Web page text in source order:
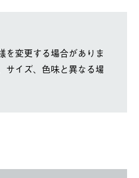
変更する場合があります。
イズ、色味と異なる場合があ